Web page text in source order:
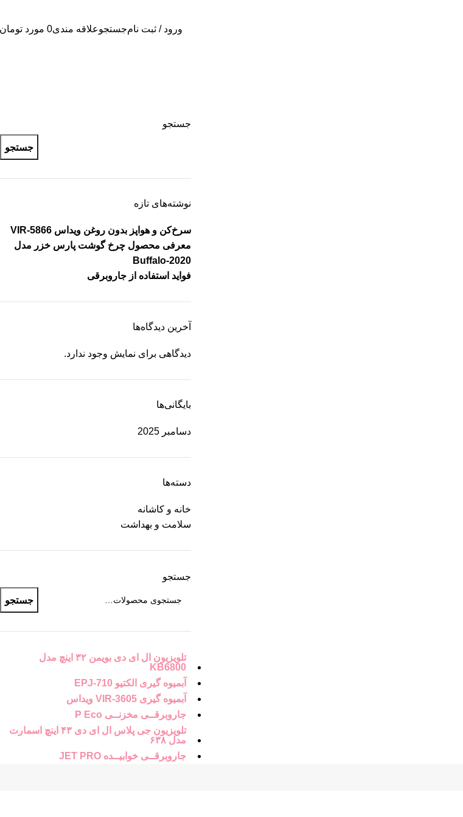
ورود / ثبت نامجستجوعلاقه مندی0 مورد تومان
جستجو
جستجو
نوشته‌های تازه
سرخ‌کن و هواپز بدون روغن ویداس VIR-5866
معرفی محصول چرخ گوشت پارس خزر مدل
Buffalo-2020
فواید استفاده از جاروبرقی
آخرین دیدگاه‌ها
دیدگاهی برای نمایش وجود ندارد.
بایگانی‌ها
دسامبر 2025
دسته‌ها
خانه و کاشانه
سلامت و بهداشت
جستجو
جستجو
تلویزیون ال ای دی بویمن ۳۲ اینچ مدل
KB6800
آبمیوه گیری الکتیو EPJ-710
آبمیوه گیری VIR-3605 ویداس
جاروبرقــی مخزنــی P Eco
تلویزیون جی پلاس ال ای دی ۴۳ اینچ اسمارت
مدل ۶۳۸
جاروبرقــی خوابیــده JET PRO